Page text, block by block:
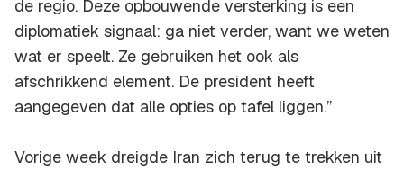
de regio. Deze opbouwende versterking is een
diplomatiek signaal: ga niet verder, want we weten
wat er speelt. Ze gebruiken het ook als
afschrikkend element. De president heeft
aangegeven dat alle opties op tafel liggen.”
Vorige week dreigde Iran zich terug te trekken uit